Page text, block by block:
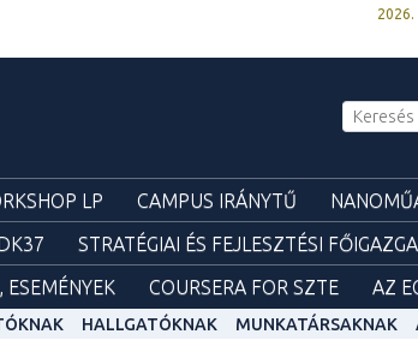
LP CAMPUS IRÁNYTŰ
STRATÉGIAI ÉS FEJLESZTÉSI
ESEMÉNYEK COURSERA FOR SZTE AZ
HALLGATÓKNAK MUNKATÁRSAKNAK